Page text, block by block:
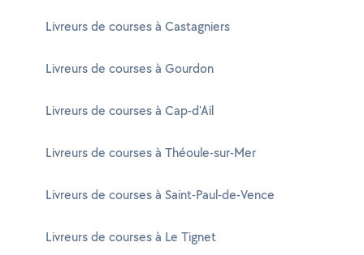
Livreurs de courses à Castagniers
Livreurs de courses à Gourdon
Livreurs de courses à Cap-d'Ail
Livreurs de courses à Théoule-sur-Mer
Livreurs de courses à Saint-Paul-de-Vence
Livreurs de courses à Le Tignet